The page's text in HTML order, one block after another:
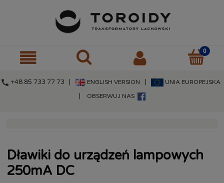
call +48 85 733 77 73 | ENGLISH VERSION UNIA EUROPEJSKA
OBSERWUJ NAS
Dławiki do urządzeń lampowych
250mA DC